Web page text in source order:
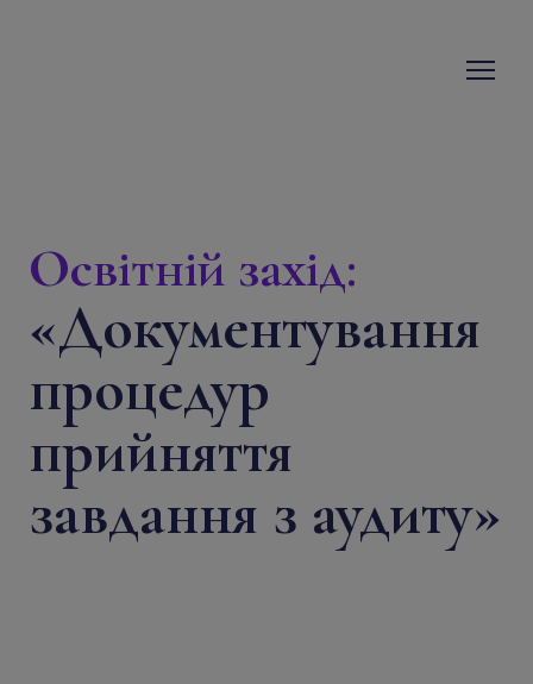
Освітній захід:
«Документування
процедур
прийняття
завдання з аудиту»